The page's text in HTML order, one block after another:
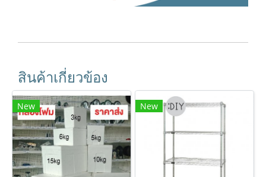
สินค้าเกี่ยวข้อง
New New